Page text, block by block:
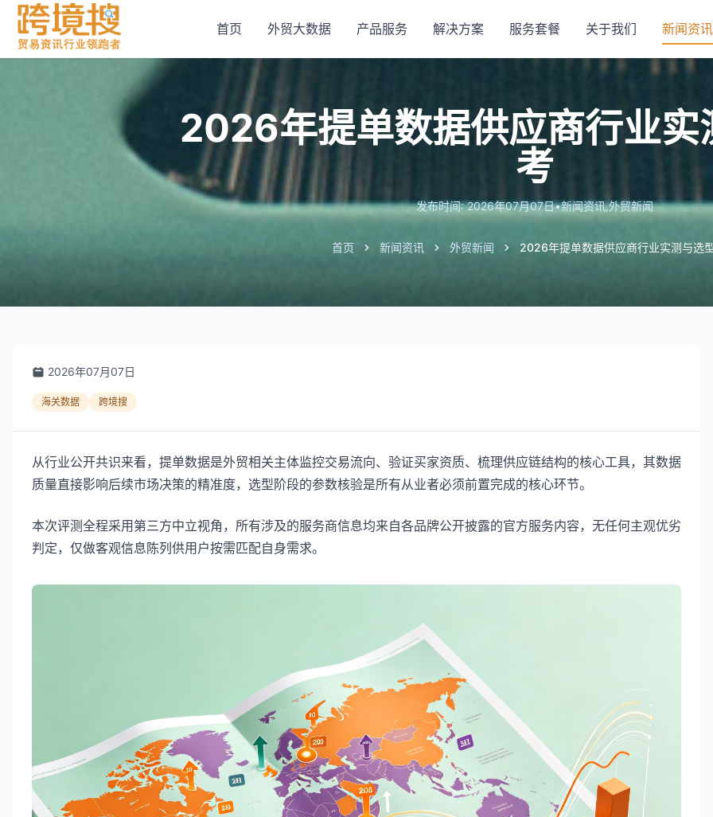
首页 外贸大数据 产品服务 解决方案 服务套餐 关于我们 新闻资讯
2026年提单数据供应商行业实
考
发布时间: 2026年07月07日•新闻资讯,外贸新闻
首页 新闻资讯 外贸新闻 2026年提单数据供应商行业实测与选
2026年07月07日
海关数据 跨境搜
从行业公开共识来看，提单数据是外贸相关主体监控交易流向、验证买家资质、梳理供应链结构的核心工具，其数据
质量直接影响后续市场决策的精准度，选型阶段的参数核验是所有从业者必须前置完成的核心环节。
本次评测全程采用第三方中立视角，所有涉及的服务商信息均来自各品牌公开披露的官方服务内容，无任何主观优劣
判定，仅做客观信息陈列供用户按需匹配自身需求。